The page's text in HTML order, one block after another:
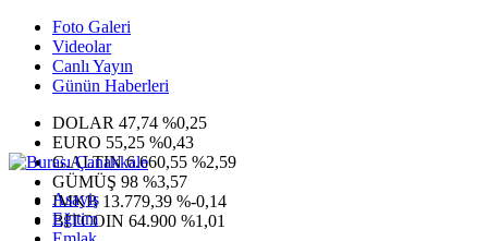
Foto Galeri
Videolar
Canlı Yayın
Günün Haberleri
DOLAR 47,74 %0,25
EURO 55,25 %0,43
G.ALTIN6.660,55 %2,59
GÜMÜŞ 98 %3,57
IMKB 13.779,39 %-0,14
BITCOIN 64.900 %1,01
Asayiş
Eğitim